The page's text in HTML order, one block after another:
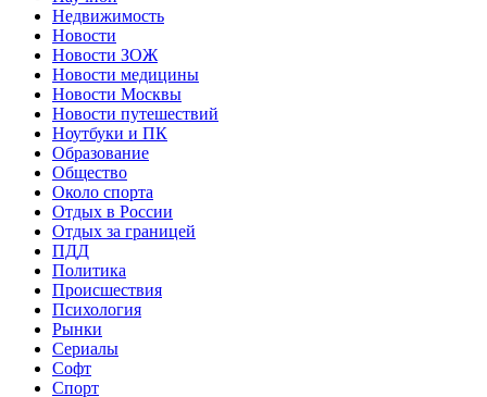
Недвижимость
Новости
Новости ЗОЖ
Новости медицины
Новости Москвы
Новости путешествий
Ноутбуки и ПК
Образование
Общество
Около спорта
Отдых в России
Отдых за границей
ПДД
Политика
Происшествия
Психология
Рынки
Сериалы
Софт
Спорт